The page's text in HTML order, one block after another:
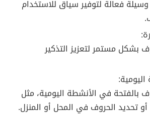
فعالة لتوفير سياق للاستخدام
بشكل مستمر لتعزيز التذكير
بالفتحة في الأنشطة اليومية، مثل
أو تحديد الحروف في المحل أو المنزل.